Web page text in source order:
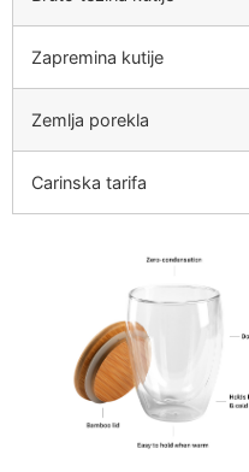
Zapremina kutije
Zemlja porekla
Carinska tarifa